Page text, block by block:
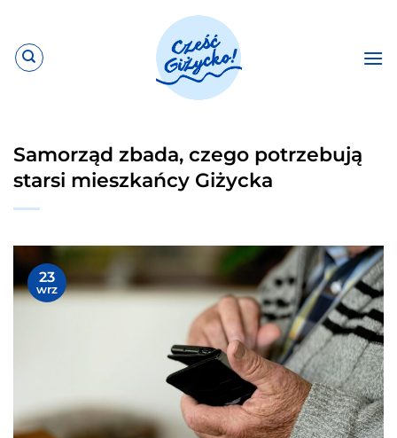
zawartości
Samorząd zbada, czego potrzebują
starsi mieszkańcy Giżycka
23
wrz